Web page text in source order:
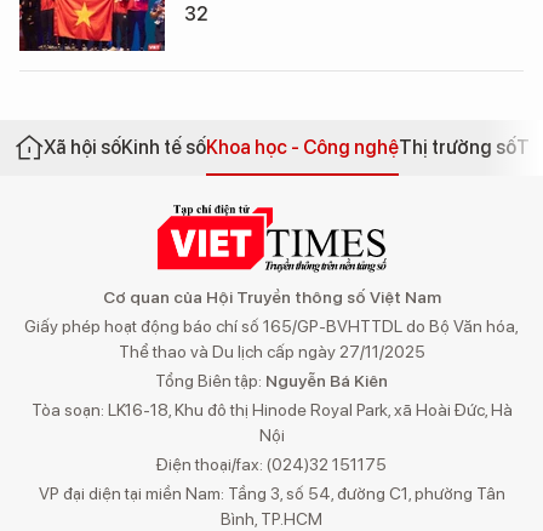
32
Xã hội sốKinh tế sốKhoa học - Công nghệThị trường số
Cơ quan của Hội Truyền thông số Việt Nam
Giấy phép hoạt động báo chí số 165/GP-BVHTTDL do Bộ Văn hóa,
Thể thao và Du lịch cấp ngày 27/11/2025
Tổng Biên tập: Nguyễn Bá Kiên
Tòa soạn: LK16-18, Khu đô thị Hinode Royal Park, xã Hoài Đức, Hà
Nội
Điện thoại/fax: (024)32 151175
VP đại diện tại miền Nam: Tầng 3, số 54, đường C1, phường Tân
Bình, TP.HCM